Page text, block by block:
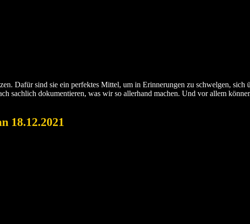
Dafür sind sie ein perfektes Mittel, um in Erinnerungen zu schwelgen,
sachlich dokumentieren, was wir so allerhand machen. Und vor allem
18.12.2021